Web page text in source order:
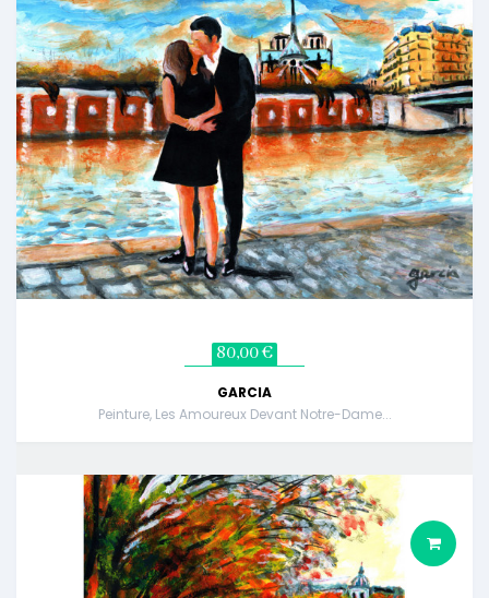
80,00 €
GARCIA
Peinture, Les Amoureux Devant Notre-Dame...